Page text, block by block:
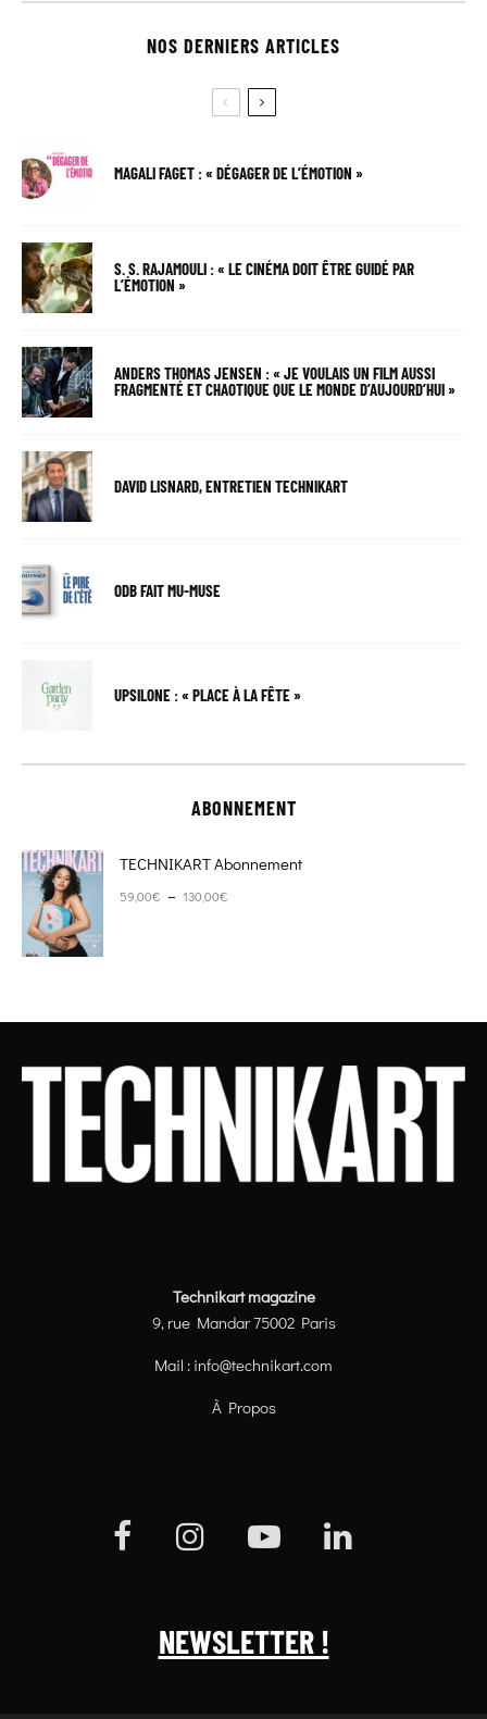
NOS DERNIERS ARTICLES
MAGALI FAGET : « DÉGAGER DE L’ÉMOTION »
S. S. RAJAMOULI : « LE CINÉMA DOIT ÊTRE GUIDÉ PAR
L’ÉMOTION »
ANDERS THOMAS JENSEN : « JE VOULAIS UN FILM AUSSI
FRAGMENTÉ ET CHAOTIQUE QUE LE MONDE D’AUJOURD’HUI »
DAVID LISNARD, ENTRETIEN TECHNIKART
ODB FAIT MU-MUSE
UPSILONE : « PLACE À LA FÊTE »
ABONNEMENT
TECHNIKART Abonnement
59,00€ – 130,00€
Technikart magazine
9, rue Mandar 75002 Paris
Mail : info@technikart.com
À Propos
NEWSLETTER !